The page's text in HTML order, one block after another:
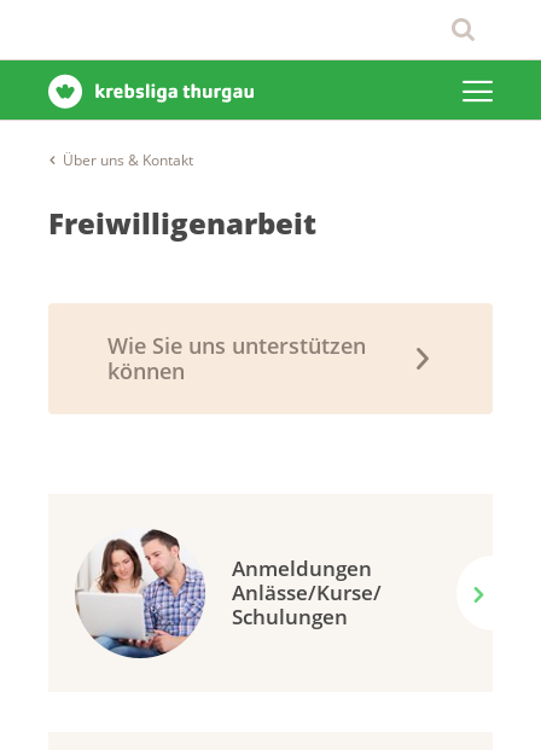
Über uns & Kontakt
Freiwilligenarbeit
Wie Sie uns unterstützen
können
Anmeldungen
Anlässe/Kurse/
Schulungen